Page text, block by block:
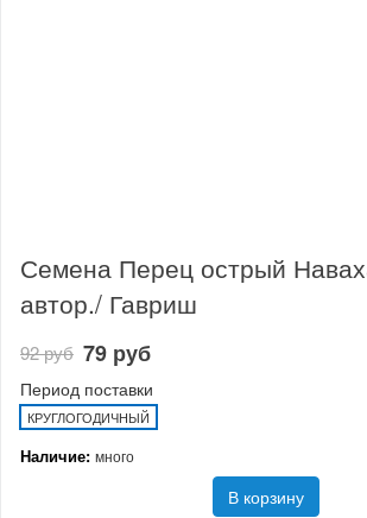
Семена Перец острый
автор./ Гавриш
92 руб 79 руб
Период поставки
КРУГЛОГОДИЧНЫЙ
Наличие: много
В корзину